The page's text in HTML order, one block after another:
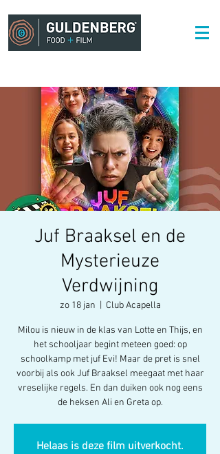
Juf Braaksel en de
Mysterieuze
Verdwijning
zo 18 jan Club Acapella
Milou is nieuw in de klas van Lotte en Thijs, en
het schooljaar begint meteen goed: op
schoolkamp met juf Evi! Maar de pret is snel
voorbij als ook Juf Braaksel meegaat met haar
vreselijke regels. En dan duiken ook nog eens
de heksen Ali en Greta op.
Helaas is deze film uitverkocht.